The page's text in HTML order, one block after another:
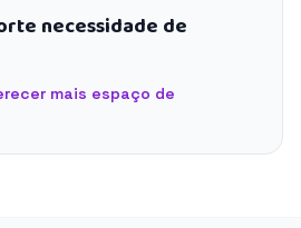
necessidade de
mais espaço de